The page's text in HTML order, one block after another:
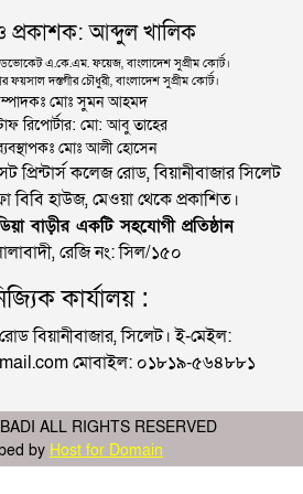
প্রকাশক: আব্দুল খালিক
এ.কে.এম. ফয়েজ, বাংলাদেশ সুপ্রীম কোর্ট।
ফয়সাল দস্তগীর চৌধুরী, বাংলাদেশ সুপ্রীম কোর্ট।
মোঃ সুমন আহমদ
রিপোর্টার: মো: আবু তাহের
মোঃ আলী হোসেন
প্রিন্টার্স কলেজ রোড, বিয়ানীবাজার সিলেট
বিবি হাউজ, মেওয়া থেকে প্রকাশিত।
বাড়ীর একটি সহযোগী প্রতিষ্ঠান
রেজি নং: সিল/১৫০
কার্যালয় :
বিয়ানীবাজার, সিলেট। ই-মেইল:
মোবাইল: ০১৮১৯-৫৬৪৮৮১
ALL RIGHTS RESERVED
by Host for Domain